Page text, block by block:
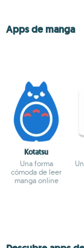
Apps de manga
Kotatsu
Una forma
cómoda de leer
manga online